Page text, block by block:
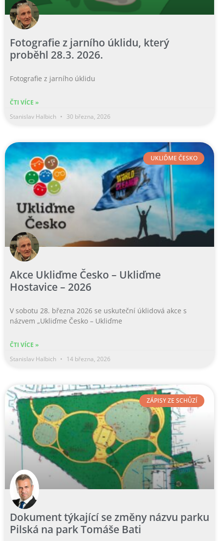
Fotografie z jarního úklidu, který
proběhl 28.3. 2026.
Fotografie z jarního úklidu
ČTI VÍCE »
Stanislav Halbich
30 března, 2026
UKLIĎME ČESKO
Akce Ukliďme Česko – Ukliďme
Hostavice – 2026
V sobotu 28. března 2026 se uskuteční úklidová akce s
názvem „Ukliďme Česko – Ukliďme
ČTI VÍCE »
Stanislav Halbich
14 března, 2026
ZÁPISY ZE SCHŮZÍ
Dokument týkající se změny názvu parku
Pilská na park Tomáše Bati